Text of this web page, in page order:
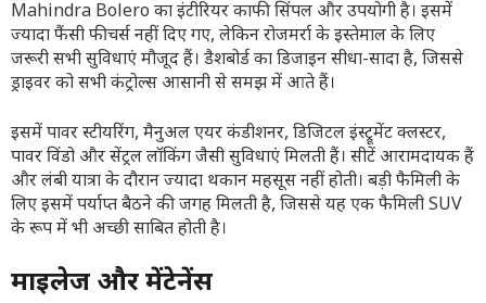
Mahindra Bolero का इंटीरियर काफी सिंपल और उपयोगी है। इसमें
ज्यादा फैंसी फीचर्स नहीं दिए गए, लेकिन रोजमर्रा के इस्तेमाल के लिए
जरूरी सभी सुविधाएं मौजूद हैं। डैशबोर्ड का डिजाइन सीधा-सादा है, जिससे
ड्राइवर को सभी कंट्रोल्स आसानी से समझ में आते हैं।
इसमें पावर स्टीयरिंग, मैनुअल एयर कंडीशनर, डिजिटल इंस्ट्रूमेंट क्लस्टर,
पावर विंडो और सेंट्रल लॉकिंग जैसी सुविधाएं मिलती हैं। सीटें आरामदायक हैं
और लंबी यात्रा के दौरान ज्यादा थकान महसूस नहीं होती। बड़ी फैमिली के
लिए इसमें पर्याप्त बैठने की जगह मिलती है, जिससे यह एक फैमिली SUV
के रूप में भी अच्छी साबित होती है।
माइलेज और मेंटेनेंस